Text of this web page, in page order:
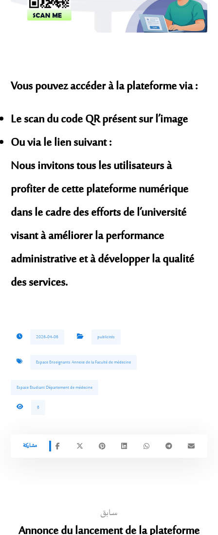
Vous pouvez accéder à la plateforme via :
Le scan du code QR présent sur l’image
Ou via le lien suivant :
Nous invitons tous les utilisateurs à
profiter de cette plateforme numérique
dans le cadre des efforts de l’université
visant à améliorer la performance
administrative et à développer la qualité
des services.
2026-04-06 publicités
Espace Enseignants Annexe de la Faculté de médecine
Espace Etudiant Département de médecine
8
سابق
Annonce du lancement de la plateforme